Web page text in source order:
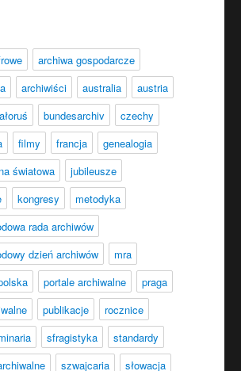
spuścizn literackich”
archiwa gospodarcze
archiwiści australia
austria
bundesarchiv
czechy
filmy francja
genealogia
światowa
jubileusze
kongresy
metodyka
rada archiwów
dzień archiwów
mra
portale archiwalne
praga
publikacje
rocznice
sfragistyka
standardy
szwajcaria słowacja